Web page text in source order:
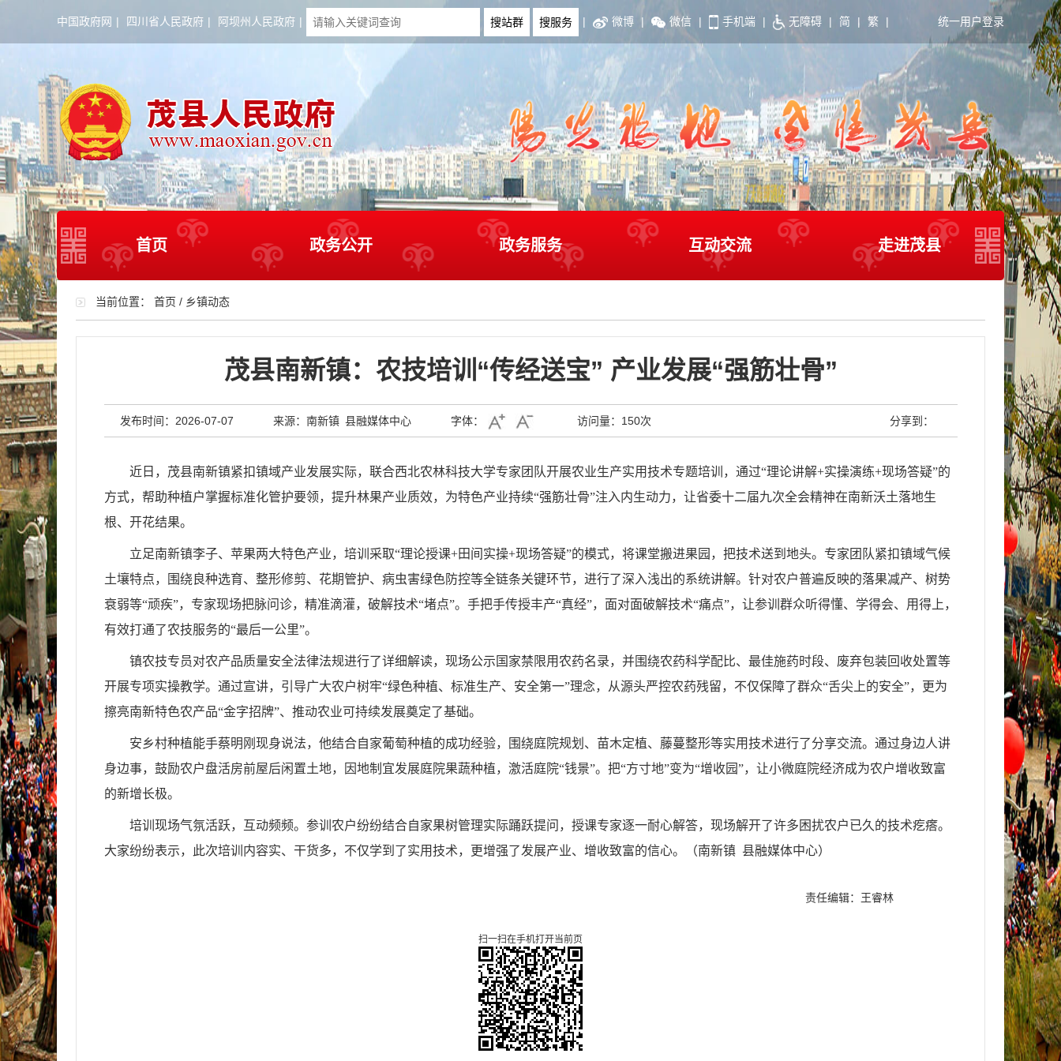
中国政府网 | 四川省人民政府 | 阿坝州人民政府 | | 微博 | 微信 | 手机端 | 无障碍 | 简 | 繁 | 统一用户登录
首页 政务公开 政务服务 互动交流 走进茂县
当前位置： 首页 / 乡镇动态
茂县南新镇：农技培训“传经送宝” 产业发展“强筋壮骨”
发布时间：2026-07-07 来源：南新镇 县融媒体中心 字体： 访问量： 150次 分享到：
近日， 茂县南新镇紧扣镇域产业发展实际，联合西北农林科技大学专家团队开展农业生产实用技术专题培训，通过“理论讲解+实操演练+现场答疑”的
方式，帮助种植户掌握标准化管护要领，提升林果产业质效，为特色产业持续“强筋壮骨”注入内生动力，让省委十二届九次全会精神在南新沃土落地生
根、开花结果。
立足南新镇李子、苹果两大特色产业，培训采取“理论授课+田间实操+现场答疑”的模式，将课堂搬进果园，把技术送到地头。专家团队紧扣镇域气候
土壤特点，围绕良种选育、整形修剪、花期管护、病虫害绿色防控等全链条关键环节，进行了深入浅出的系统讲解。针对农户普遍反映的落果减产、树势
衰弱等“顽疾”，专家现场把脉问诊，精准滴灌，破解技术“堵点”。手把手传授丰产“真经”，面对面破解技术“痛点”，让参训群众听得懂、学得会、用得上，
有效打通了农技服务的“最后一公里”。
镇农技专员对农产品质量安全法律法规进行了详细解读，现场公示国家禁限用农药名录，并围绕农药科学配比、最佳施药时段、废弃包装回收处置等
开展专项实操教学。通过宣讲，引导广大农户树牢“绿色种植、标准生产、安全第一”理念，从源头严控农药残留，不仅保障了群众“舌尖上的安全”，更为
擦亮南新特色农产品“金字招牌”、推动农业可持续发展奠定了基础。
安乡村种植能手蔡明刚现身说法，他结合自家葡萄种植的成功经验，围绕庭院规划、苗木定植、藤蔓整形等实用技术进行了分享交流。通过身边人讲
身边事，鼓励农户盘活房前屋后闲置土地，因地制宜发展庭院果蔬种植，激活庭院“钱景”。把“方寸地”变为“增收园”，让小微庭院经济成为农户增收致富
的新增长极。
培训现场气氛活跃，互动频频。参训农户纷纷结合自家果树管理实际踊跃提问，授课专家逐一耐心解答，现场解开了许多困扰农户已久的技术疙瘩。
大家纷纷表示，此次培训内容实、干货多，不仅学到了实用技术，更增强了发展产业、增收致富的信心。
（南新镇 县融媒体中心）
责任编辑：王睿林
扫一扫在手机打开当前页